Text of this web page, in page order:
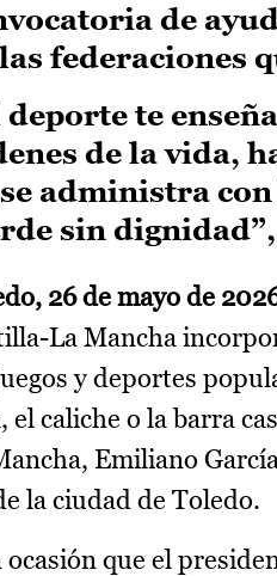
de
federaciones
deporte te
de la vida,
administra
sin
26 de mayo de
La Mancha
y deportes
el caliche o la barra
Emiliano
la ciudad de Toledo.
ocasión que el